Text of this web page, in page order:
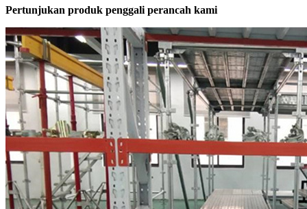
Pertunjukan produk penggali perancah kami